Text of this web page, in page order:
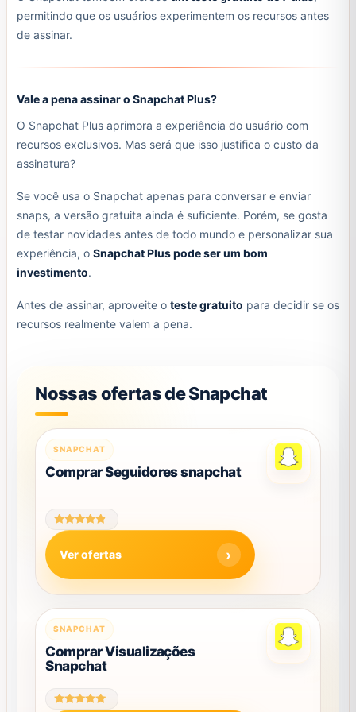
permitindo que os usuários experimentem os recursos antes
de assinar.
Vale a pena assinar o Snapchat Plus?
O Snapchat Plus aprimora a experiência do usuário com
recursos exclusivos. Mas será que isso justifica o custo da
assinatura?
Se você usa o Snapchat apenas para conversar e enviar
snaps, a versão gratuita ainda é suficiente. Porém, se gosta
de testar novidades antes de todo mundo e personalizar sua
experiência, o Snapchat Plus pode ser um bom
investimento.
Antes de assinar, aproveite o teste gratuito para decidir se os
recursos realmente valem a pena.
Nossas ofertas de Snapchat
SNAPCHAT
Comprar Seguidores snapchat
Avaliação
de 5
Ver ofertas
Este
produto
variantes.
As
opções
podem
escolhidas
na
página
do
produto
SNAPCHAT
Comprar Visualizações
Snapchat
Este
produto
tem
variantes.